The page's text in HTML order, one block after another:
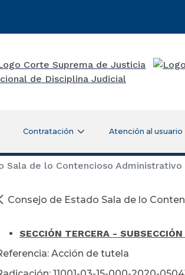
Contratación Atención al usuario
Sala de lo Contencioso Administrativo
Consejo de Estado Sala de lo
Junio 24
SECCIÓN TERCERA - SUBSECCIÓN
Acción de tutela